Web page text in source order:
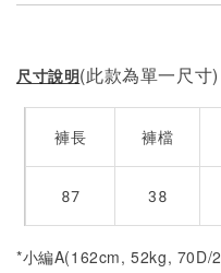
尺寸說明(此款為單一尺寸
褲長 褲檔
87 38
*小編A(162cm, 52kg, 70D/